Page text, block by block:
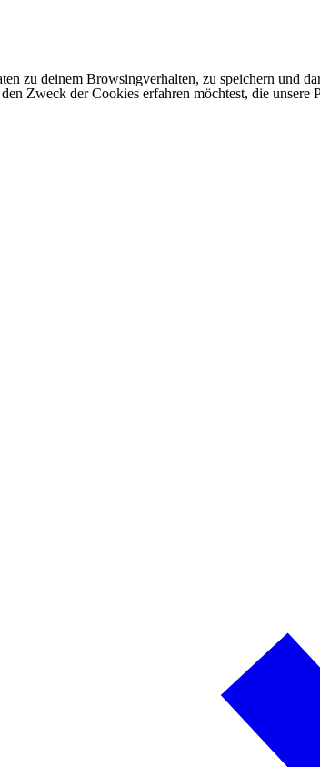
zu deinem Browsingverhalten, zu speichern und
Zweck der Cookies erfahren möchtest, die unsere